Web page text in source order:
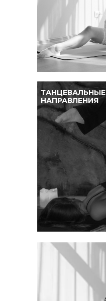
ТАНЦЕВАЛЬНЫЕ
НАПРАВЛЕНИЯ